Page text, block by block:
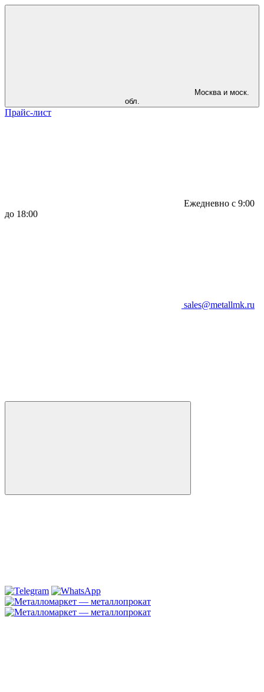
Москва и моск.
обл.
Прайс-лист
Ежедневно с 9:00
до 18:00
sales@metallmk.ru